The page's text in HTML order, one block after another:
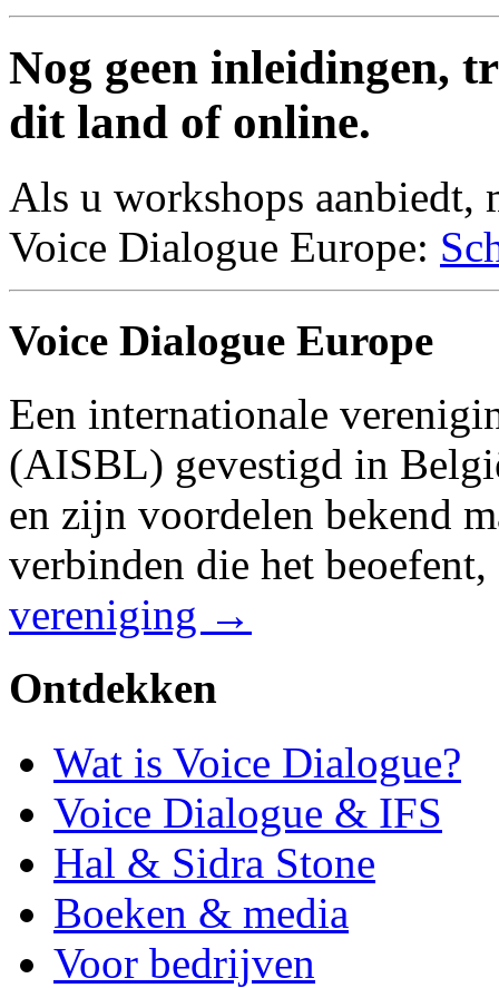
Nog geen inleidingen,
dit land of online.
Als u workshops aanbiedt,
Voice Dialogue Europe:
Voice Dialogue Europe
Een internationale
(AISBL) gevestigd in
en zijn voordelen bekend
verbinden die het
vereniging →
Ontdekken
Wat is Voice Dialogue?
Voice Dialogue & IFS
Hal & Sidra Stone
Boeken & media
Voor bedrijven